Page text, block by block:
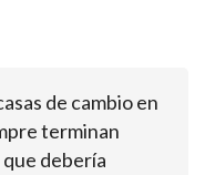
de cambio en
terminan
debería